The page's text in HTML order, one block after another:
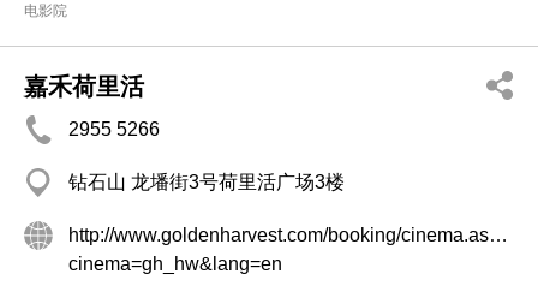
电影院
嘉禾荷里活
2955 5266
钻石山 龙墦街3号荷里活广场3楼
http://www.goldenharvest.com/booking/cinema.aspx?
cinema=gh_hw&lang=en